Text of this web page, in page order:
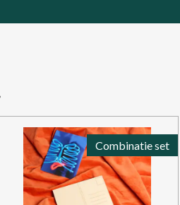
Combinatie set